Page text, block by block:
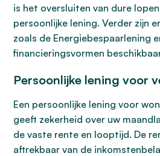
is het oversluiten van dure
persoonlijke lening. Verder zijn
zoals de Energiebespaarlening
financieringsvormen
Persoonlijke lening voor
Een persoonlijke lening voor
geeft zekerheid over uw
de vaste rente en looptijd. De
aftrekbaar van de